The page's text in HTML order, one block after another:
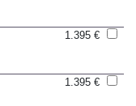
1.395 €
1.395 €